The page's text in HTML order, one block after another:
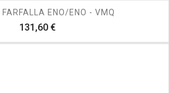
ENO/ENO - VMQ
131,60 €Prezzo